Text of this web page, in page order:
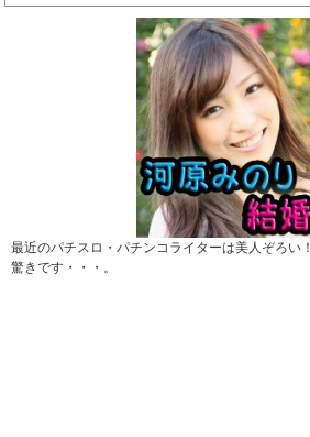
最近のパチスロ・パチンコライターは美人ぞろい！
驚きです・・・。